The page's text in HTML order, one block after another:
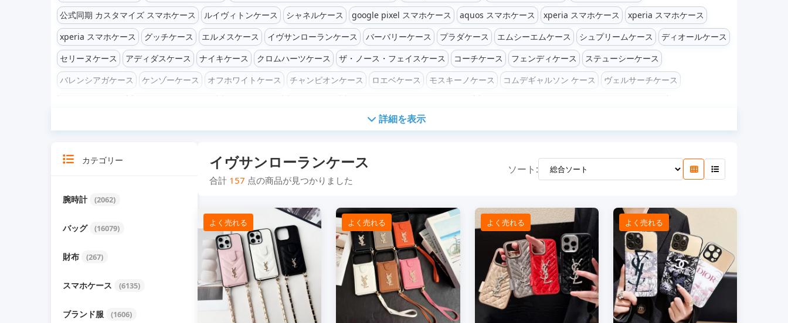
公式同期 カスタマイズ スマホケース
ルイヴィトンケース シャネルケース google pixel スマホケース aquos スマホケース xperia スマホケース
xperia スマホケース
xperia スマホケース
グッチケース エルメスケース イヴサンローランケース バーバリーケース プラダケース エムシーエムケース シュプリームケース
ディオールケース
セリーヌケース
アディダスケース ナイキケース クロムハーツケース ザ・ノース・フェイスケース コーチケース フェンディケース
ステューシーケース
バレンシアガケース
ケンゾーケース オフホワイトケース チャンピオンケース ロエベケース モスキーノケース コムデギャルソン ケース
ヴェルサーチケース
iPhone15/15 Pro/15 Plus/15 Pro Max ケース
iPhone 7 / 7 Plus / 8 / 8 Plus ケース
iPhone 6 / 6 Plus / 6s / 6s Plus ケース iPhone SE / SE2 / SE3 ケース Galaxy S24 / S24 Plus / S24 Ultra ケース
Galaxy Sシリーズケース
Galaxy Noteシリーズケース Galaxy Aシリーズケース
Google Pixel 6 / 6 Pro / 6A ケース シャオミ Xiaomi スマホケース ミュウミュウケース
詳細を表示
カテゴリー
腕時計 (2062)
バッグ (16079)
財布 (267)
スマホケース (6135)
ブランド服 (1606)
イヴサンローランケース
合計 157 点の商品が見つかりました
ソート:
よく売れる よく売れる よく売れる よく売れる